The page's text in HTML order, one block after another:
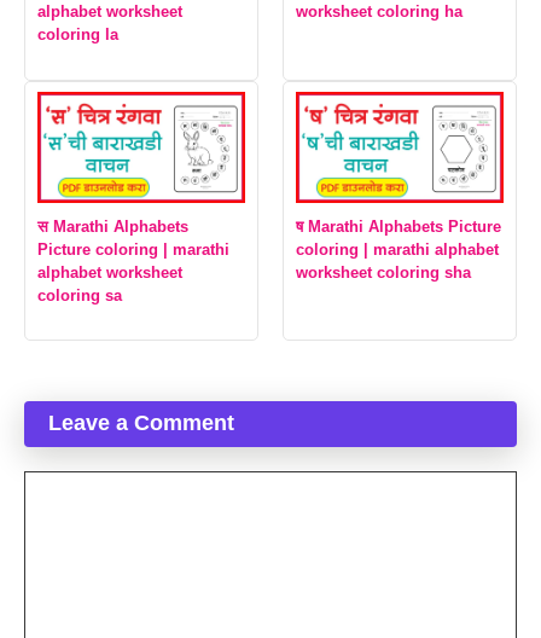
alphabet worksheet
coloring la
worksheet coloring ha
स Marathi Alphabets
Picture coloring | marathi
alphabet worksheet
coloring sa
ष Marathi Alphabets Picture
coloring | marathi alphabet
worksheet coloring sha
Leave a Comment